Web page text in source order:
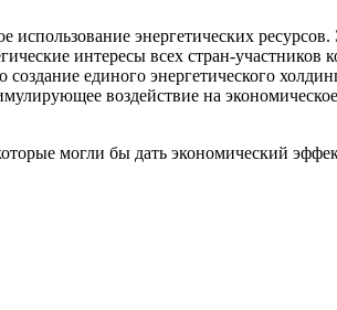
использование энергетических
интересы всех стран-
единого энергетического
воздействие на
могли бы дать экономический